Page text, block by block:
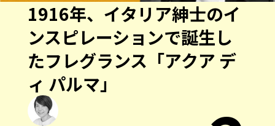
1916年、イタリア紳士のイ
ンスピレーションで誕生し
たフレグランス「アクア デ
ィ パルマ」